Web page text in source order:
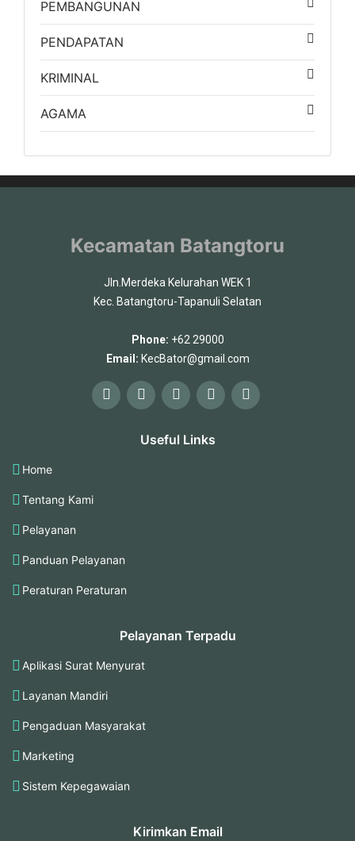
PEMBANGUNAN
PENDAPATAN
KRIMINAL
AGAMA
Kecamatan Batangtoru
Jln.Merdeka Kelurahan WEK 1
Kec. Batangtoru-Tapanuli Selatan
Phone: +62 29000
Email: KecBator@gmail.com
Useful Links
Home
Tentang Kami
Pelayanan
Panduan Pelayanan
Peraturan Peraturan
Pelayanan Terpadu
Aplikasi Surat Menyurat
Layanan Mandiri
Pengaduan Masyarakat
Marketing
Sistem Kepegawaian
Kirimkan Email